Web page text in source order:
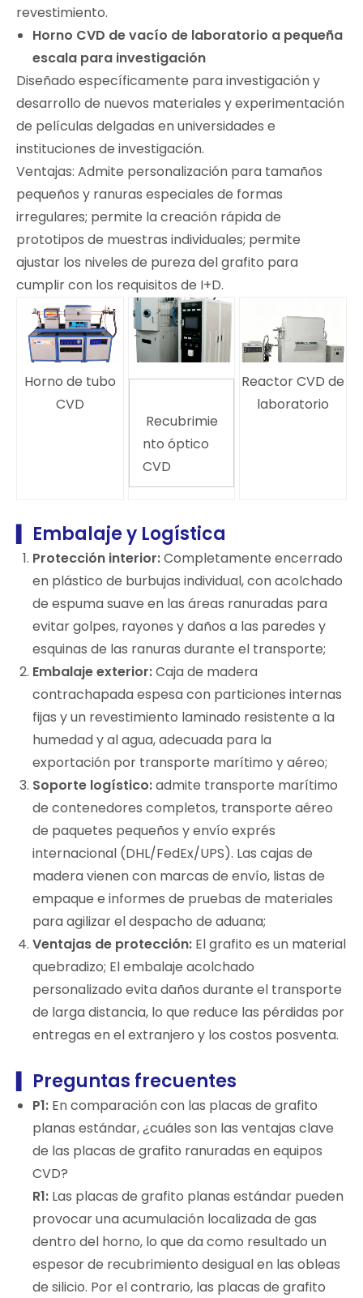
revestimiento.
Horno CVD de vacío de laboratorio a pequeña
escala para investigación
Diseñado específicamente para investigación y
desarrollo de nuevos materiales y experimentación
de películas delgadas en universidades e
instituciones de investigación.
Ventajas: Admite personalización para tamaños
pequeños y ranuras especiales de formas
irregulares; permite la creación rápida de
prototipos de muestras individuales; permite
ajustar los niveles de pureza del grafito para
cumplir con los requisitos de I+D.
Horno de tubo
CVD
Recubrimie
nto óptico
CVD
Reactor CVD de
laboratorio
Embalaje y Logística
Protección interior:Completamente encerrado
en plástico de burbujas individual, con acolchado
de espuma suave en las áreas ranuradas para
evitar golpes, rayones y daños a las paredes y
esquinas de las ranuras durante el transporte;
Embalaje exterior:Caja de madera
contrachapada espesa con particiones internas
fijas y un revestimiento laminado resistente a la
humedad y al agua, adecuada para la
exportación por transporte marítimo y aéreo;
Soporte logístico:admite transporte marítimo
de contenedores completos, transporte aéreo
de paquetes pequeños y envío exprés
internacional (DHL/FedEx/UPS). Las cajas de
madera vienen con marcas de envío, listas de
empaque e informes de pruebas de materiales
para agilizar el despacho de aduana;
Ventajas de protección: El grafito es un material
quebradizo; El embalaje acolchado
personalizado evita daños durante el transporte
de larga distancia, lo que reduce las pérdidas por
entregas en el extranjero y los costos posventa.
Preguntas frecuentes
P1: En comparación con las placas de grafito
planas estándar, ¿cuáles son las ventajas clave
de las placas de grafito ranuradas en equipos
CVD?
R1: Las placas de grafito planas estándar pueden
provocar una acumulación localizada de gas
dentro del horno, lo que da como resultado un
espesor de recubrimiento desigual en las obleas
de silicio. Por el contrario, las placas de grafito